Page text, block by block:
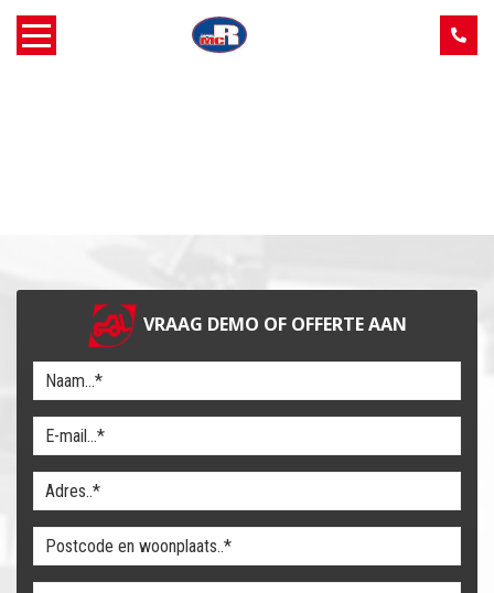
Service
Machine aanbod
Nieuws
Contact
VRAAG DEMO OF OFFERTE AAN